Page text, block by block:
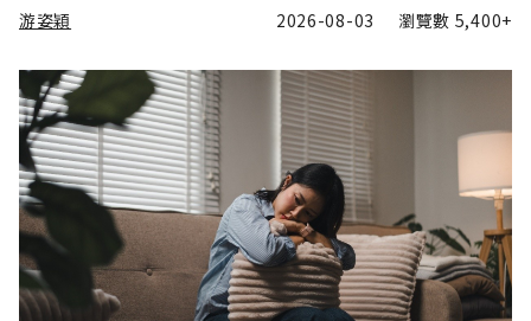
游姿穎 2026-08-03 瀏覽數 5,400+